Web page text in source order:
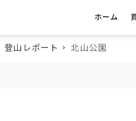
ホーム
登山レポート 北山公園